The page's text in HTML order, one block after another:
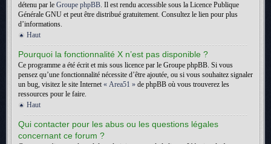
détenu par le Groupe phpBB. Il est rendu accessible sous la Licence Publique
Générale GNU et peut être distribué gratuitement. Consultez le lien pour plus
d’informations.
Haut
Pourquoi la fonctionnalité X n’est pas disponible ?
Ce programme a été écrit et mis sous licence par le Groupe phpBB. Si vous
pensez qu’une fonctionnalité nécessite d’être ajoutée, ou si vous souhaitez signaler
un bug, visitez le site Internet« Area51 » de phpBB où vous trouverez les
ressources pour le faire.
Haut
Qui contacter pour les abus ou les questions légales
concernant ce forum ?